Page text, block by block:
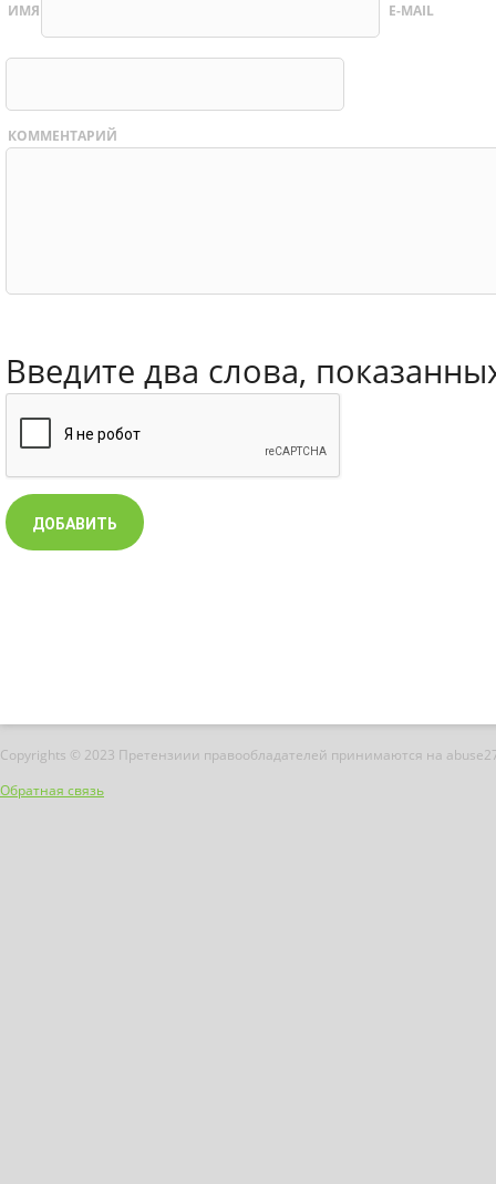
ИМЯ E-MAIL
КОММЕНТАРИЙ
Введите два слова,
Copyrights © 2023 Претензиии правообладателей принимаются на
Обратная связь